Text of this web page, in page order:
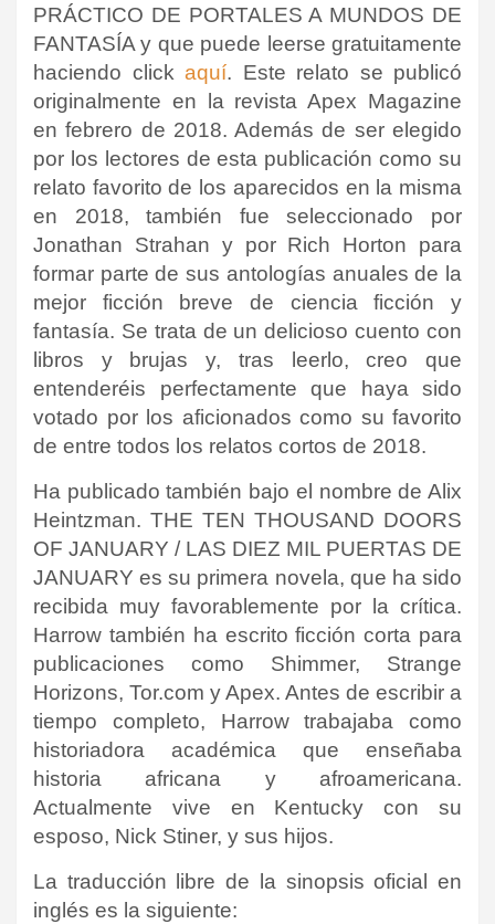
PRÁCTICO DE PORTALES A MUNDOS DE
FANTASÍA y que puede leerse gratuitamente
haciendo click aquí. Este relato se publicó
originalmente en la revista Apex Magazine
en febrero de 2018. Además de ser elegido
por los lectores de esta publicación como su
relato favorito de los aparecidos en la misma
en 2018, también fue seleccionado por
Jonathan Strahan y por Rich Horton para
formar parte de sus antologías anuales de la
mejor ficción breve de ciencia ficción y
fantasía. Se trata de un delicioso cuento con
libros y brujas y, tras leerlo, creo que
entenderéis perfectamente que haya sido
votado por los aficionados como su favorito
de entre todos los relatos cortos de 2018.
Ha publicado también bajo el nombre de Alix
Heintzman. THE TEN THOUSAND DOORS
OF JANUARY / LAS DIEZ MIL PUERTAS DE
JANUARY es su primera novela, que ha sido
recibida muy favorablemente por la crítica.
Harrow también ha escrito ficción corta para
publicaciones como Shimmer, Strange
Horizons, Tor.com y Apex. Antes de escribir a
tiempo completo, Harrow trabajaba como
historiadora académica que enseñaba
historia africana y afroamericana.
Actualmente vive en Kentucky con su
esposo, Nick Stiner, y sus hijos.
La traducción libre de la sinopsis oficial en
inglés es la siguiente: